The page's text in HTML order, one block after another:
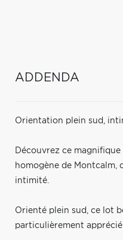
ADDENDA
Orientation plein sud,
Découvrez ce
homogène de Montcalm,
intimité.
Orienté plein sud, ce lot
particulièrement